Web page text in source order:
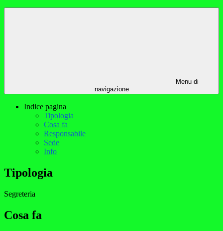
Menu di
navigazione
Indice pagina
Tipologia
Cosa fa
Responsabile
Sede
Info
Tipologia
Segreteria
Cosa fa